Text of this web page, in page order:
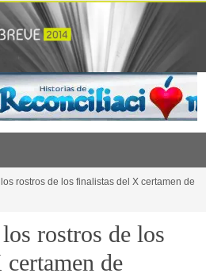
rostros de los finalistas del X certamen de
rostros de los
de